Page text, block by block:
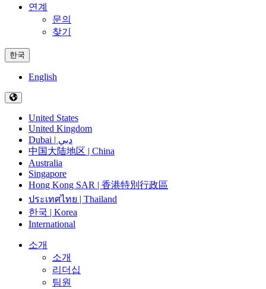
연계
문의
찾기
한국
English
United States
United Kingdom
Dubai | دبي
中国大陆地区 | China
Australia
Singapore
Hong Kong SAR | 香港特別行政區
ประเทศไทย | Thailand
한국 | Korea
International
소개
소개
리더십
팀원